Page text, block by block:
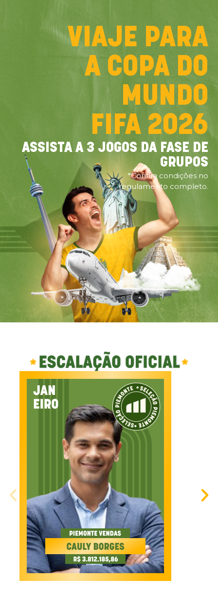
VIAJE PARA
A COPA DO
MUNDO
FIFA 2026
ASSISTA A 3 JOGOS DA FASE DE
GRUPOS
*Confira condições no
regulamento completo.